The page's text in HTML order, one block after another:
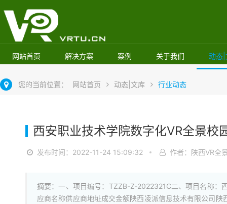
网站首页 解决方案 案例 关于我们 动态|
您的当前位置： 网站首页 动态|文库 行业动态
西安职业技术学院数字化VR全景校
发布时间：2022-11-24 15:09:32 作者：陕西VR全
摘要：一、项目编号：TZZB-Z-2022321C二、项目名称：
应商名称供应商地址成交金额陕西凌派信息技术有限公司